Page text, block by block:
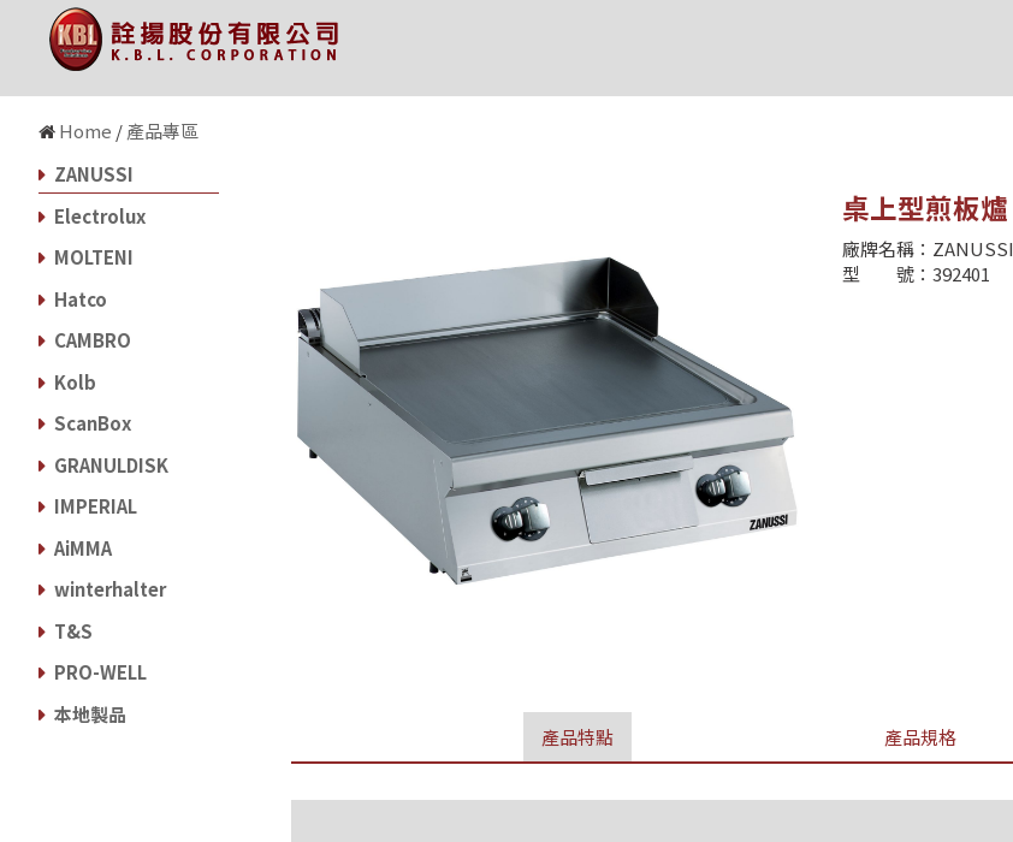
state='Y' and i=604 and ID=25
Home /產品專區
ZANUSSI
Electrolux
MOLTENI
Hatco
CAMBRO
Kolb
ScanBox
GRANULDISK
IMPERIAL
AiMMA
winterhalter
T&S
PRO-WELL
本地製品
桌上型煎板爐
廠牌名稱：ZANUSSI
型 號：392401
產品特點 產品規格